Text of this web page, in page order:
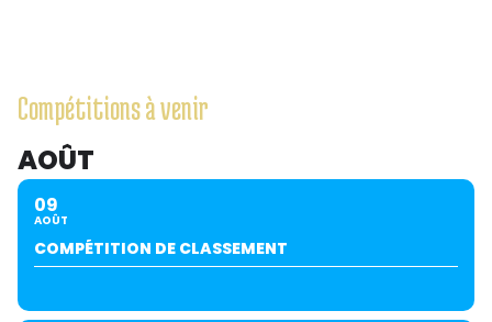
Compétitions à venir
AOÛT
09
AOÛT
COMPÉTITION DE CLASSEMENT